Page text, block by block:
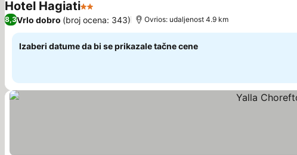
Hotel Hagiati2 ZvezdicePogledaj cene
8,3Vrlo dobro (broj ocena: 343) Ovrios: udaljenost 4.9 km
Izaberi datume da bi se prikazale tačne cene